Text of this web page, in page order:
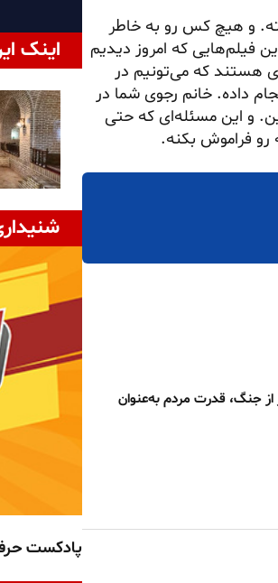
و هیچ کس رو به خاطر
فیلم‌هایی که امروز دیدیم
هستند که می‌تونیم در
داده. خانم رجوی شما در
و این مسئله‌ای که حتی
فراموش بکنه.
از جنگ، قدرت مردم به‌عنوان
اینک
پادکست